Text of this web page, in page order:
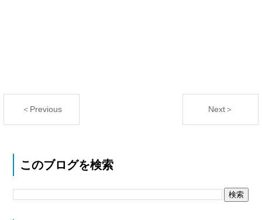
＜Previous Next＞
このブログを検索